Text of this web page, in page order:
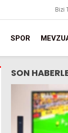
Bizi
SPOR
SON